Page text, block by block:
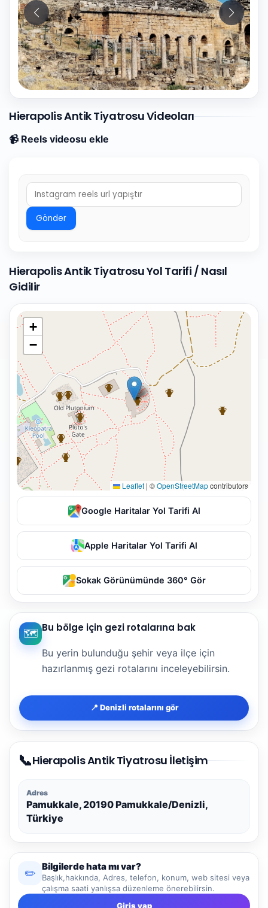
Hierapolis Antik Tiyatrosu Videoları
📹 Reels videosu ekle
Gönder
Hierapolis Antik Tiyatrosu Yol Tarifi / Nasıl
Gidilir
+
−
Leaflet | ©OpenStreetMapcontributors
Google Haritalar Yol Tarifi Al
Apple Haritalar Yol Tarifi Al
Sokak Görünümünde 360° Gör
🗺️ Bu bölge için gezi rotalarına bak
Bu yerin bulunduğu şehir veya ilçe için
hazırlanmış gezi rotalarını inceleyebilirsin.
📍 Denizli rotalarını gör
📞Hierapolis Antik Tiyatrosu İletişim
Adres
Pamukkale, 20190 Pamukkale/Denizli,
Türkiye
✏️
Bilgilerde hata mı var?
Başlık,hakkında, Adres, telefon, konum, web sitesi veya
çalışma saati yanlışsa düzenleme önerebilirsin.
Giriş yap